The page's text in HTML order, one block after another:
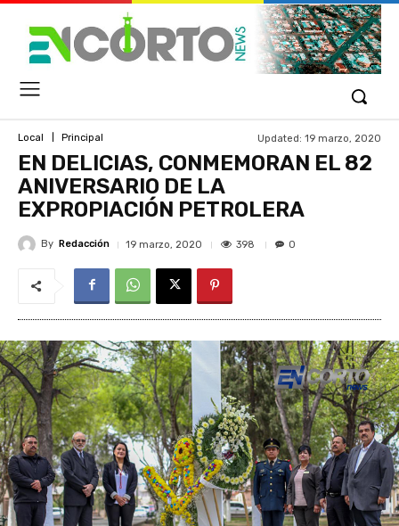
Local Principal Updated: 19 marzo, 2020
EN DELICIAS, CONMEMORAN EL 82
ANIVERSARIO DE LA
EXPROPIACIÓN PETROLERA
By Redacción 19 marzo, 2020 398 0